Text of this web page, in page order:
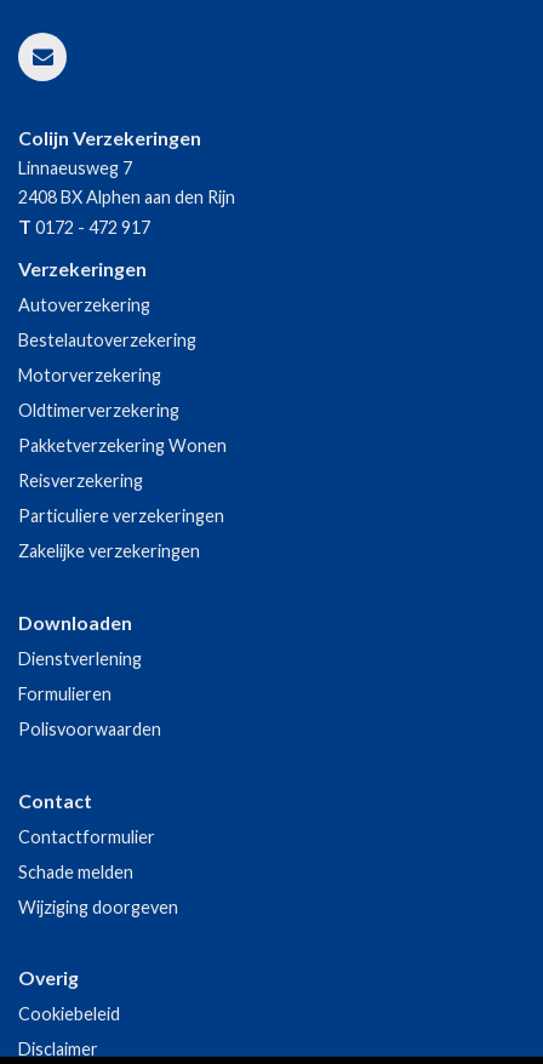
Colijn Verzekeringen
Linnaeusweg 7
2408 BXAlphen aan den Rijn
T 0172 - 472 917
Verzekeringen
Autoverzekering
Bestelautoverzekering
Motorverzekering
Oldtimerverzekering
Pakketverzekering Wonen
Reisverzekering
Particuliere verzekeringen
Zakelijke verzekeringen
Downloaden
Dienstverlening
Formulieren
Polisvoorwaarden
Contact
Contactformulier
Schade melden
Wijziging doorgeven
Overig
Cookiebeleid
Disclaimer